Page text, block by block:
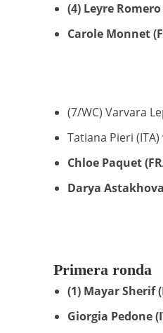
(4) Leyre Romero
Carole Monnet
(7/WC) Varvara
Tatiana Pieri (ITA)
Chloe Paquet
Darya Astakhova
Primera ronda
(1) Mayar Sherif
Giorgia Pedone